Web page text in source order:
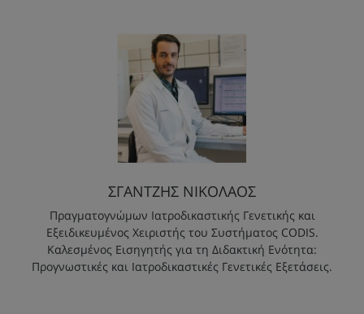
ΣΓΑΝΤΖΗΣ ΝΙΚΟΛΑΟΣ
Πραγματογνώμων Ιατροδικαστικής Γενετικής και
Εξειδικευμένος Χειριστής του Συστήματος CODIS.
Καλεσμένος Εισηγητής για τη Διδακτική Ενότητα:
Προγνωστικές και Ιατροδικαστικές Γενετικές Εξετάσεις.